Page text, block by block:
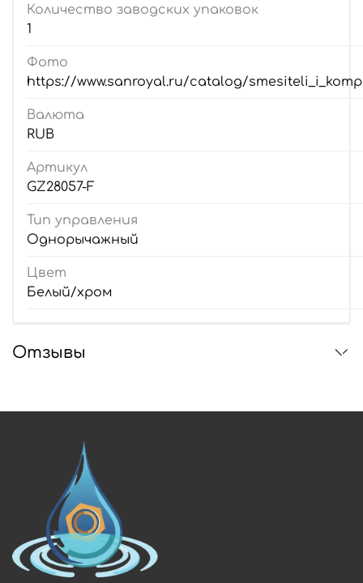
Количество заводских упаковок
1
Фото
https://www.sanroyal.ru/catalog/
Валюта
RUB
Артикул
GZ28057-F
Тип управления
Однорычажный
Цвет
Белый/хром
Отзывы